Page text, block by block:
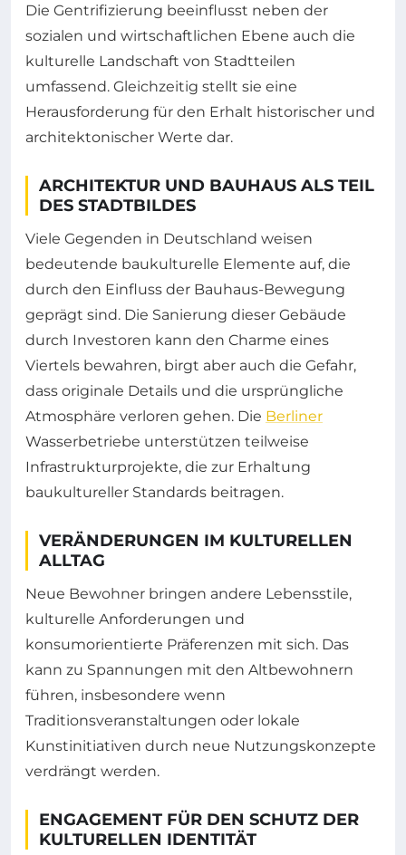
Die Gentrifizierung beeinflusst neben der
sozialen und wirtschaftlichen Ebene auch die
kulturelle Landschaft von Stadtteilen
umfassend. Gleichzeitig stellt sie eine
Herausforderung für den Erhalt historischer und
architektonischer Werte dar.
ARCHITEKTUR UND BAUHAUS ALS TEIL
DES STADTBILDES
Viele Gegenden in Deutschland weisen
bedeutende baukulturelle Elemente auf, die
durch den Einfluss der Bauhaus-Bewegung
geprägt sind. Die Sanierung dieser Gebäude
durch Investoren kann den Charme eines
Viertels bewahren, birgt aber auch die Gefahr,
dass originale Details und die ursprüngliche
Atmosphäre verloren gehen. Die Berliner
Wasserbetriebe unterstützen teilweise
Infrastrukturprojekte, die zur Erhaltung
baukultureller Standards beitragen.
VERÄNDERUNGEN IM KULTURELLEN
ALLTAG
Neue Bewohner bringen andere Lebensstile,
kulturelle Anforderungen und
konsumorientierte Präferenzen mit sich. Das
kann zu Spannungen mit den Altbewohnern
führen, insbesondere wenn
Traditionsveranstaltungen oder lokale
Kunstinitiativen durch neue Nutzungskonzepte
verdrängt werden.
ENGAGEMENT FÜR DEN SCHUTZ DER
KULTURELLEN IDENTITÄT